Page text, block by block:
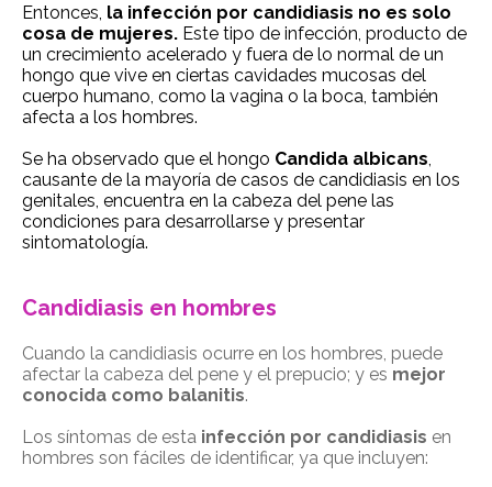
Entonces, la infección por candidiasis no es solo
cosa de mujeres. Este tipo de infección, producto de
un crecimiento acelerado y fuera de lo normal de un
hongo que vive en ciertas cavidades mucosas del
cuerpo humano, como la vagina o la boca, también
afecta a los hombres.
Se ha observado que el hongo Candida albicans,
causante de la mayoría de casos de candidiasis en los
genitales, encuentra en la cabeza del pene las
condiciones para desarrollarse y presentar
sintomatología.
Candidiasis en hombres
Cuando la candidiasis ocurre en los hombres, puede
afectar la cabeza del pene y el prepucio; y es mejor
conocida como balanitis.
Los síntomas de esta infección por candidiasis en
hombres son fáciles de identificar, ya que incluyen: